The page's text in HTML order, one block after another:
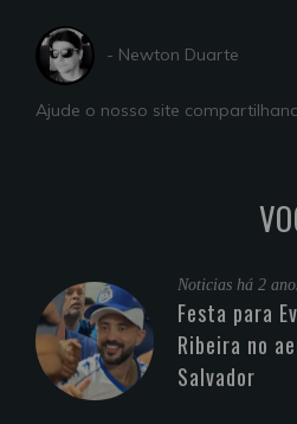
- Newton Duarte
Ajude o nosso site
Noticias há 2
Festa para
Ribeira no
Salvador